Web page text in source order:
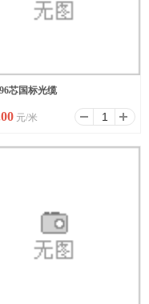
芯国标光缆
元/米